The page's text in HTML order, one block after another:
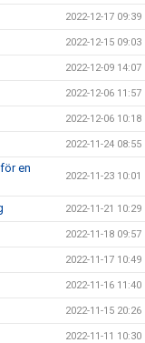
2022-12-17 09:39
2022-12-15 09:03
2022-12-09 14:07
2022-12-06 11:57
2022-12-06 10:18
2022-11-24 08:55
en
2022-11-23 10:01
2022-11-21 10:29
2022-11-18 09:57
2022-11-17 10:49
2022-11-16 11:40
2022-11-15 20:26
2022-11-11 10:30